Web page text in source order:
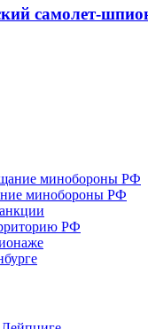
самолет-
минобороны РФ
РФ